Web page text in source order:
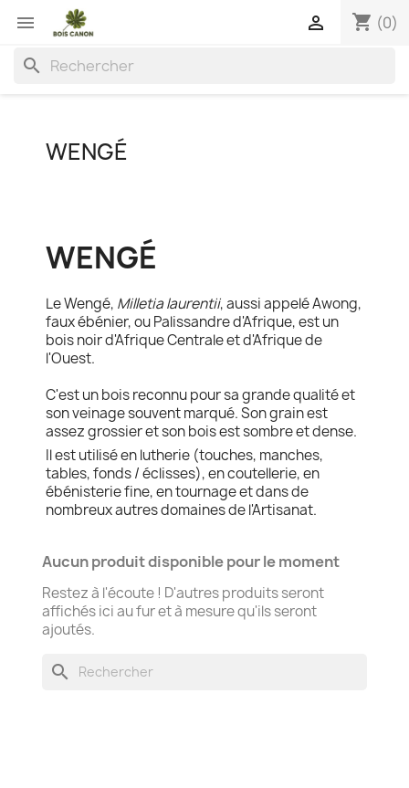
 shopping_cart (0)

search
WENGÉ
WENGÉ
Le Wengé, Milletia laurentii, aussi appelé Awong,
faux ébénier, ou Palissandre d'Afrique, est un
bois noir d'Afrique Centrale et d'Afrique de
l'Ouest.
C'est un bois reconnu pour sa grande qualité et
son veinage souvent marqué. Son grain est
assez grossier et son bois est sombre et dense.
Il est utilisé en lutherie (touches, manches,
tables, fonds / éclisses), en coutellerie, en
ébénisterie fine, en tournage et dans de
nombreux autres domaines de l'Artisanat.
Aucun produit disponible pour le moment
Restez à l'écoute ! D'autres produits seront
affichés ici au fur et à mesure qu'ils seront
ajoutés.
search